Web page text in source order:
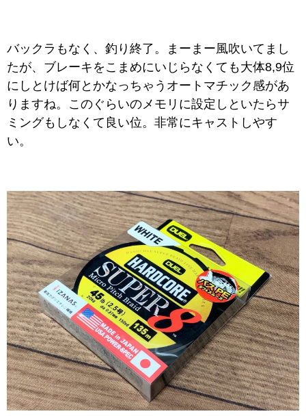
バックラもなく、釣り終了。まーまー風吹いてまし
たが、ブレーキをこまめにいじらなくても大体8,9位
にしとけば何とかなっちゃうオートマチック感があ
りますね。このぐらいのメモリに設定しといたらサ
ミングもしなくて良い位。非常にキャストしやす
い。